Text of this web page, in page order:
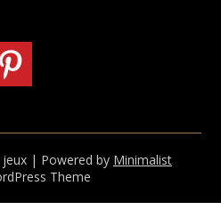
| Powered by Minimalist
Theme